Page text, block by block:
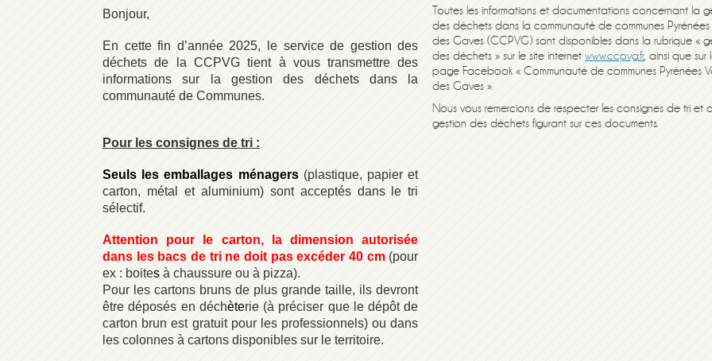
Bonjour,
En cette fin d’année 2025, le service de gestion des
déchets de la CCPVG tient à vous transmettre des
informations sur la gestion des déchets dans la
communauté de Communes.
Pour les consignes de tri :
Seuls les emballages ménagers(plastique, papier et
carton, métal et aluminium) sont acceptés dans le tri
sélectif.
Attention pour le carton, la dimension autorisée
dans les bacs de tri ne doit pas excéder 40 cm (pour
ex : boites à chaussure ou à pizza).
Pour les cartons bruns de plus grande taille, ils devront
être déposés en déchèterie (à préciser que le dépôt de
carton brun est gratuit pour les professionnels) ou dans
les colonnes à cartons disponibles sur le territoire.
Toutes les informations et documentations concernant la
des déchets dans la communauté de communes Pyrénées
des Gaves (CCPVG) sont disponibles dans la rubrique «
des déchets » sur le site internet www.ccpvg.fr, ainsi que sur
page Facebook « Communauté de communes Pyrénées
des Gaves ».
Nous vous remercions de respecter les consignes de tri et
gestion des déchets figurant sur ces documents.